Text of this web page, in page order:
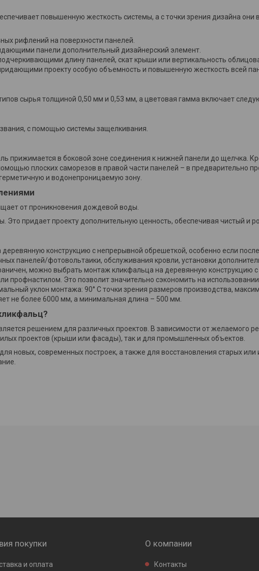
повышенную жесткость системы, а с точки зрения дизайна
рифлений на поверхности панелей.
панели дополнительный дизайнерский элемент.
длину панелей, скат крыши или вертикальность
проекту особую объемность и повышенную жесткость всей
сырья толщиной 0,50 мм и 0,53 мм, а цветовая гамма включает
с помощью системы защелкивания.
прижимается в боковой зоне соединения к нижней панели до щелчка.
плоских саморезов в правой части панелей – в предварительно
и водонепроницаемую зону.
от проникновения дождевой воды.
Это придает проекту дополнительную ценность, обеспечивая чистый и
конструкцию с непрерывной обрешеткой, особенно если
панелей/фотовольтаики, обслуживания кровли, установки
можно выбрать монтаж кликфальца на деревянную конструкцию
профнастилом. Это позволит значительно сэкономить на
уклон монтажа: 90° С точки зрения размеров производства,
не более 6000 мм, а минимальная длина – 500 мм.
решением для различных проектов. В зависимости от желаемого
проектов (крыши или фасады), так и для промышленных объектов.
новых, современных построек, а также для восстановления старых или
покупки
и оплата
О компании
Контакты